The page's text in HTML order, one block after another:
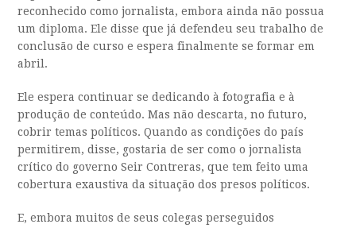
reconhecido como jornalista, embora ainda não possua
um diploma. Ele disse que já defendeu seu trabalho de
conclusão de curso e espera finalmente se formar em
abril.
Ele espera continuar se dedicando à fotografia e à
produção de conteúdo. Mas não descarta, no futuro,
cobrir temas políticos. Quando as condições do país
permitirem, disse, gostaria de ser como o jornalista
crítico do governo Seir Contreras, que tem feito uma
cobertura exaustiva da situação dos presos políticos.
E, embora muitos de seus colegas perseguidos